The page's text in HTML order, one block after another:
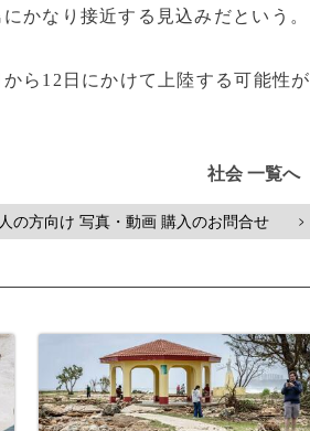
かなり接近する見込みだという。
ら12日にかけて上陸する可能性が
社会 一覧へ
の方向け 写真・動画 購入のお問合せ >